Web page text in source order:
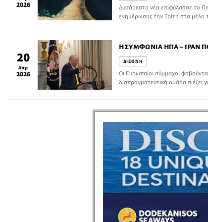
2026
Δυσάρεστα νέα επιφύλασσε το
ενημέρωσης την Τρίτη στα
έχει αναπτύξει ο ιρανικός
επιχείρηση είναι απίθανο να
20
Απρ
2026
Η ΣΥΜΦΩΝΊΑ ΗΠΑ – ΙΡΆΝ
ΔΙΕΘΝΗ
Οι Ευρωπαίοι σύμμαχοι
διαπραγματευτική ομάδα πιέζει
προβλήματα, σύμφωνα με
προηγούμενες